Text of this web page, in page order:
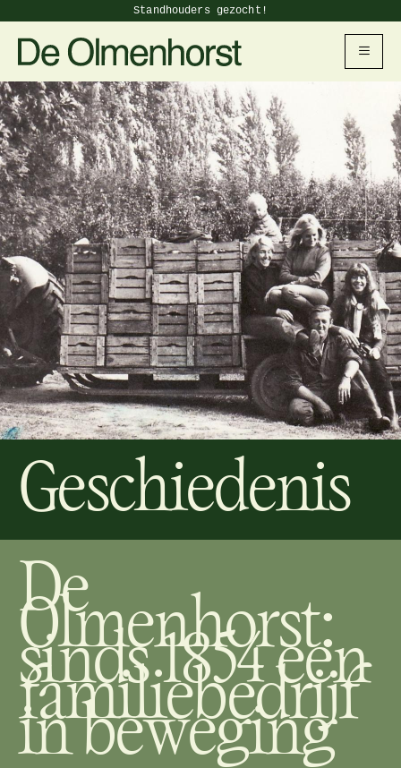
Standhouders gezocht!
Geschiedenis
De
Olmenhorst:
sinds 1854 een
familiebedrijf
in beweging